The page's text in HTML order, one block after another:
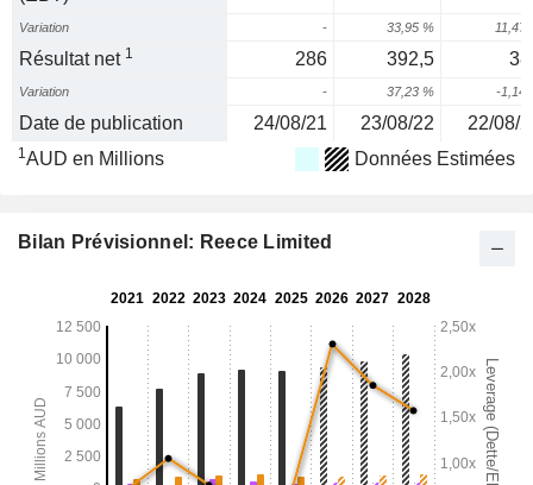
Variation - 33,95 % 11,47
Résultat net 1 286 392,5
Variation - 37,23 % -1,14
Date de publication 24/08/21 23/08/22 22/08/
1AUD en Millions Données Estimées
Bilan Prévisionnel: Reece Limited